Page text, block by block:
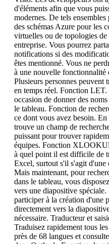
d'éléments afin que vous
modernes. De tels
des schémas Azure pour les
virtuelles ou de topologies
entreprise. Vous pourrez
notifications si des
êtes mentionné. Vous ne
à une nouvelle fonctionnalité
Plusieurs personnes peuvent
en temps réel. Fonction
occasion de donner des
le tableau. Fonction de
ce dont vous avez besoin.
trouve un champ de
puissant pour trouver
équipes. Fonction
à quel point il est difficile de
Excel, surtout s'il s'agit
Mais maintenant, pour
dans le tableau, vous
vers une diapositive
participer à la création d'une
directement vers la
nécessaire. Traducteur et
Traduisez rapidement tous
près de 68 langues et